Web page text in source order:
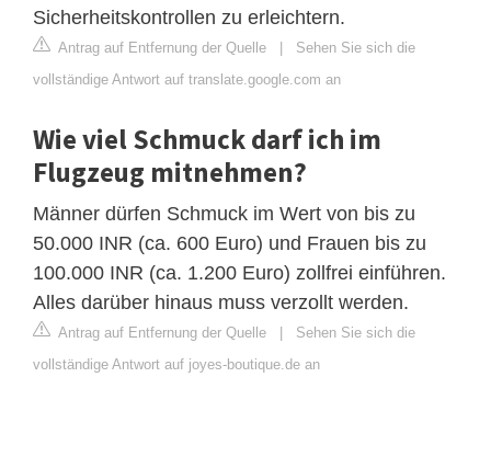
Sicherheitskontrollen zu erleichtern.
Antrag auf Entfernung der Quelle | Sehen Sie sich die
vollständige Antwort auf translate.google.com an
Wie viel Schmuck darf ich im
Flugzeug mitnehmen?
Männer dürfen Schmuck im Wert von bis zu
50.000 INR (ca. 600 Euro) und Frauen bis zu
100.000 INR (ca. 1.200 Euro) zollfrei einführen.
Alles darüber hinaus muss verzollt werden.
Antrag auf Entfernung der Quelle | Sehen Sie sich die
vollständige Antwort auf joyes-boutique.de an